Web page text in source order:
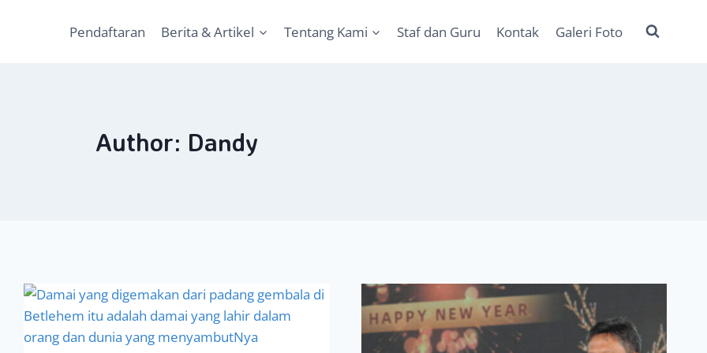
Pendaftaran Berita & Artikel Tentang Kami Staf dan Guru Kontak Galeri Foto
Author: Dandy